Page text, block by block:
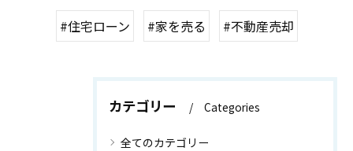
#住宅ローン #家を売る #不動産売却
カテゴリー Categories
全てのカテゴリー